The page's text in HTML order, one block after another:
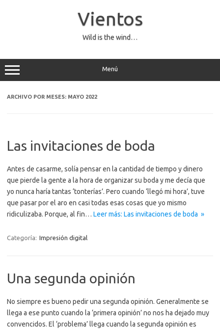
Vientos
Wild is the wind…
Menú
ARCHIVO POR MESES: MAYO 2022
Las invitaciones de boda
Antes de casarme, solía pensar en la cantidad de tiempo y dinero
que pierde la gente a la hora de organizar su boda y me decía que
yo nunca haría tantas ‘tonterías’. Pero cuando ‘llegó mi hora’, tuve
que pasar por el aro en casi todas esas cosas que yo mismo
ridiculizaba. Porque, al fin… Leer más: Las invitaciones de boda »
Categoría: Impresión digital
Una segunda opinión
No siempre es bueno pedir una segunda opinión. Generalmente se
llega a ese punto cuando la ‘primera opinión’ no nos ha dejado muy
convencidos. El ‘problema’ llega cuando la segunda opinión es